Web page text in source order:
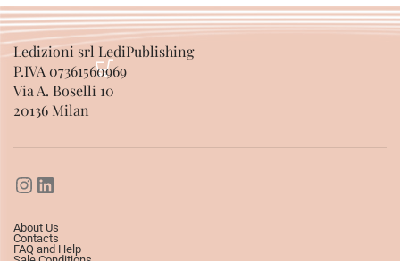
Ledizioni srl LediPublishing
P.IVA 07361560969
Via A. Boselli 10
20136 Milan
About Us
Contacts
FAQ and Help